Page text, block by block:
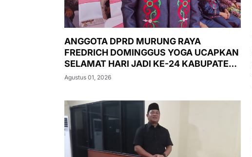
ANGGOTA DPRD MURUNG RAYA
FREDRICH DOMINGGUS YOGA UCAPKAN
SELAMAT HARI JADI KE-24 KABUPATEN
MURUNG RAYA
Agustus 01, 2026